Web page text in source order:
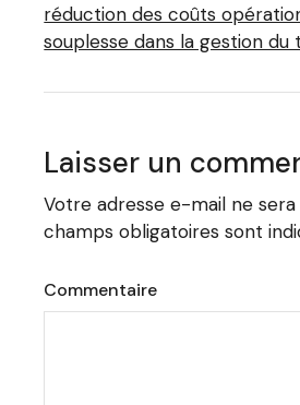
réduction des coûts
souplesse dans la gestion du
Laisser un
Votre adresse e-mail ne sera
champs obligatoires sont
Commentaire